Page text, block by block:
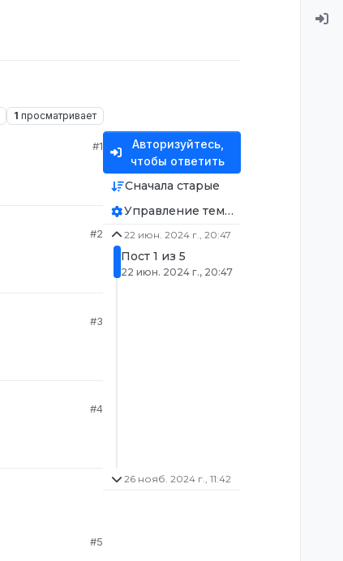
1 просматривает
#1
#2
#3
#4
#5
Авторизуйтесь,
чтобы ответить
Сначала старые
Управление темой
22 июн. 2024 г., 20:47
Пост 1 из 5
22 июн. 2024 г., 20:47
26 нояб. 2024 г., 11:42